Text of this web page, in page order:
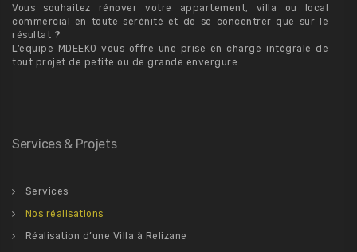
Vous souhaitez rénover votre appartement, villa ou local
commercial en toute sérénité et de se concentrer que sur le
résultat ?
L’équipe MDEEKO vous offre une prise en charge intégrale de
tout projet de petite ou de grande envergure.
Services & Projets
Services
Nos réalisations
Réalisation d’une Villa à Relizane